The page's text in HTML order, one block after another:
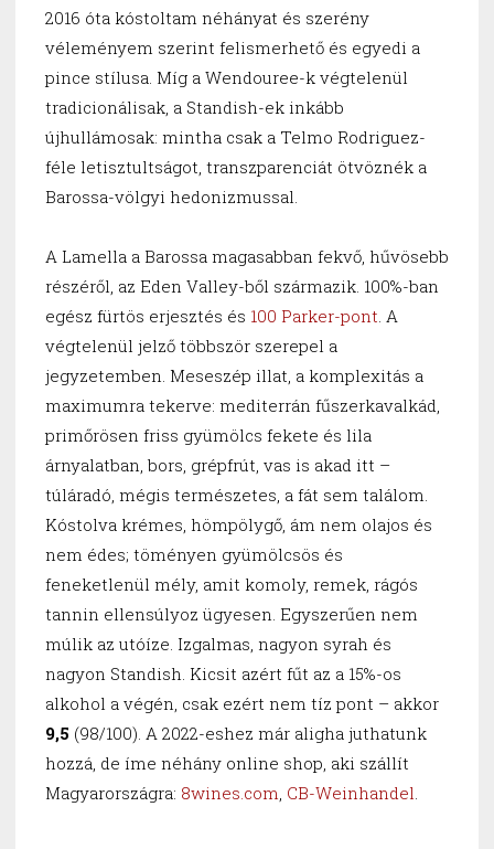
2016 óta kóstoltam néhányat és szerény
véleményem szerint felismerhető és egyedi a
pince stílusa. Míg a Wendouree-k végtelenül
tradicionálisak, a Standish-ek inkább
újhullámosak: mintha csak a Telmo Rodriguez-
féle letisztultságot, transzparenciát ötvöznék a
Barossa-völgyi hedonizmussal.
A Lamella a Barossa magasabban fekvő, hűvösebb
részéről, az Eden Valley-ből származik. 100%-ban
egész fürtös erjesztés és 100 Parker-pont . A
végtelenül jelző többször szerepel a
jegyzetemben. Meseszép illat, a komplexitás a
maximumra tekerve: mediterrán fűszerkavalkád,
primőrösen friss gyümölcs fekete és lila
árnyalatban, bors, grépfrút, vas is akad itt –
túláradó, mégis természetes, a fát sem találom.
Kóstolva krémes, hömpölygő, ám nem olajos és
nem édes; töményen gyümölcsös és
feneketlenül mély, amit komoly, remek, rágós
tannin ellensúlyoz ügyesen. Egyszerűen nem
múlik az utóíze. Izgalmas, nagyon syrah és
nagyon Standish. Kicsit azért fűt az a 15%-os
alkohol a végén, csak ezért nem tíz pont – akkor
9,5 (98/100). A 2022-eshez már aligha juthatunk
hozzá, de íme néhány online shop, aki szállít
Magyarországra: 8wines.com CB-Weinhandel